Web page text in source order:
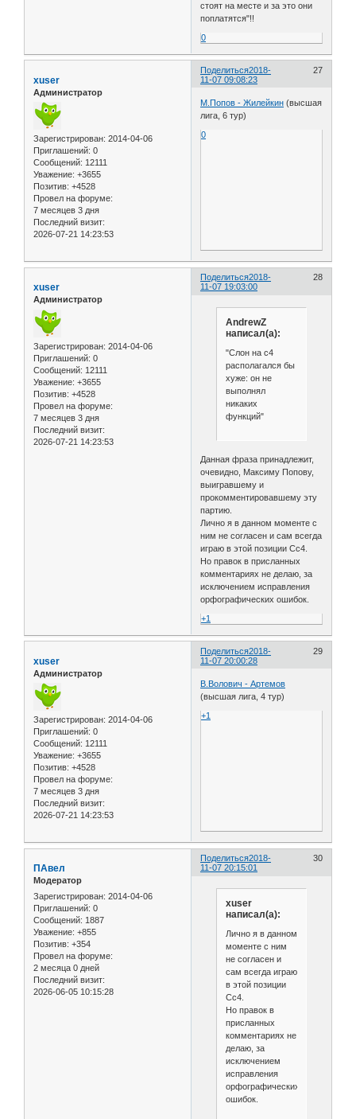
стоят на месте и за это они
поплатятся"!!
0
Поделиться 27
2018-
11-07 09:08:23
xuser
Администратор
Зарегистрирован: 2014-04-06
Приглашений: 0
Сообщений: 12111
Уважение: +3655
Позитив: +4528
Провел на форуме:
7 месяцев 3 дня
Последний визит:
2026-07-21 14:23:53
М.Попов - Жилейкин (высшая
лига, 6 тур)
0
Поделиться 28
2018-
11-07 19:03:00
xuser
Администратор
Зарегистрирован: 2014-04-06
Приглашений: 0
Сообщений: 12111
Уважение: +3655
Позитив: +4528
Провел на форуме:
7 месяцев 3 дня
Последний визит:
2026-07-21 14:23:53
AndrewZ
написал(а):
"Слон на с4
располагался бы
хуже: он не
выполнял
никаких
функций"
Данная фраза принадлежит,
очевидно, Максиму Попову,
выигравшему и
прокомментировавшему эту
партию.
Лично я в данном моменте с
ним не согласен и сам всегда
играю в этой позиции Cс4.
Но правок в присланных
комментариях не делаю, за
исключением исправления
орфографических ошибок.
+1
Поделиться 29
2018-
11-07 20:00:28
xuser
Администратор
Зарегистрирован: 2014-04-06
Приглашений: 0
Сообщений: 12111
Уважение: +3655
Позитив: +4528
Провел на форуме:
7 месяцев 3 дня
Последний визит:
2026-07-21 14:23:53
В.Волович - Артемов
(высшая лига, 4 тур)
+1
Поделиться 30
2018-
11-07 20:15:01
ПАвел
Модератор
Зарегистрирован: 2014-04-06
Приглашений: 0
Сообщений: 1887
Уважение: +855
Позитив: +354
Провел на форуме:
2 месяца 0 дней
Последний визит:
2026-06-05 10:15:28
xuser
написал(а):
Лично я в данном
моменте с ним
не согласен и
сам всегда играю
в этой позиции
Cс4.
Но правок в
присланных
комментариях не
делаю, за
исключением
исправления
орфографических
ошибок.